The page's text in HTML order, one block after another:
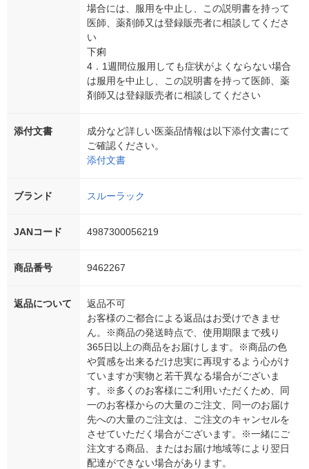
場合には、服用を中止し、この説明書を持って
医師、薬剤師又は登録販売者に相談してくださ
い
下痢
4．1週間位服用しても症状がよくならない場合
は服用を中止し、この説明書を持って医師、薬
剤師又は登録販売者に相談してください
添付文書
成分など詳しい医薬品情報は以下添付文書にて
ご確認ください。
添付文書
ブランド スルーラック
JANコード 4987300056219
商品番号 9462267
返品について
返品不可
お客様のご都合による返品はお受けできませ
ん。※商品の発送時点で、使用期限まで残り
365日以上の商品をお届けします。※商品の色
や質感を出来るだけ忠実に再現するよう心がけ
ていますが実物と若干異なる場合がございま
す。※多くのお客様にご利用いただくため、同
一のお客様からの大量のご注文、同一のお届け
先への大量のご注文は、ご注文のキャンセルを
させていただく場合がございます。※一緒にご
注文する商品、またはお届け地域等により翌日
配達ができない場合があります。